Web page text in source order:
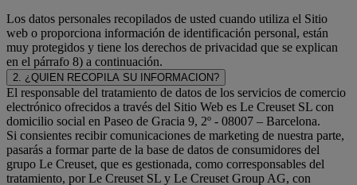
Los datos personales recopilados de usted cuando utiliza el Sitio
web o proporciona información de identificación personal, están
muy protegidos y tiene los derechos de privacidad que se explican
en el párrafo 8) a continuación.
2. ¿QUIEN RECOPILA SU INFORMACION?
El responsable del tratamiento de datos de los servicios de comercio
electrónico ofrecidos a través del Sitio Web es Le Creuset SL con
domicilio social en Paseo de Gracia 9, 2º - 08007 – Barcelona.
Si consientes recibir comunicaciones de marketing de nuestra parte,
pasarás a formar parte de la base de datos de consumidores del
grupo Le Creuset, que es gestionada, como corresponsables del
tratamiento, por Le Creuset SL y Le Creuset Group AG, con